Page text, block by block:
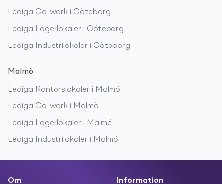
Lediga Co-work i Göteborg
Lediga Lagerlokaler i Göteborg
Lediga Industrilokaler i Göteborg
Malmö
Lediga Kontorslokaler i Malmö
Lediga Co-work i Malmö
Lediga Lagerlokaler i Malmö
Lediga Industrilokaler i Malmö
Om Information